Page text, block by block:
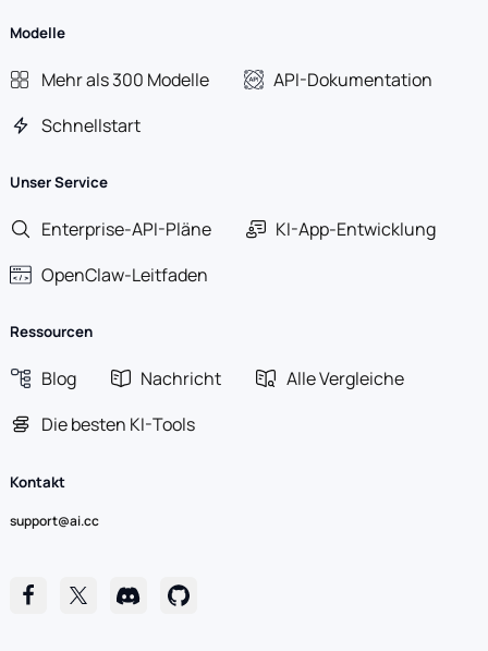
Modelle
Mehr als 300 Modelle
API-Dokumentation
Schnellstart
Unser Service
Enterprise-API-Pläne
KI-App-Entwicklung
OpenClaw-Leitfaden
Ressourcen
Blog Nachricht
Alle Vergleiche
Die besten KI-Tools
Kontakt
support@ai.cc